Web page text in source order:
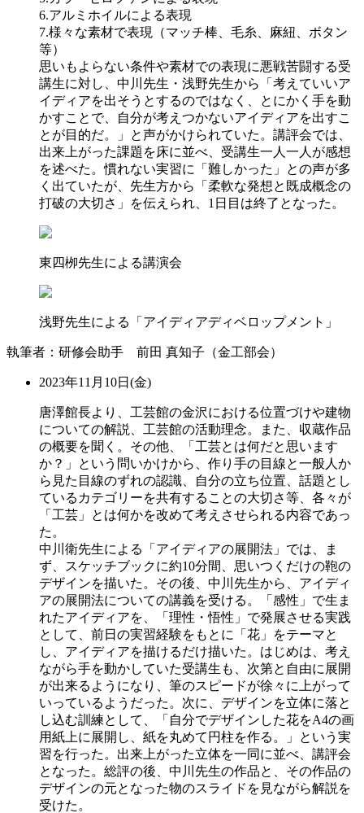
6.アルミホイルによる表現
7.様々な素材で表現（マッチ棒、毛糸、麻紐、ボタン
等）
思いもよらない条件や素材での表現に悪戦苦闘する受
講生に対し、中川先生・浅野先生から「考えていいア
イディアを出そうとするのではなく、とにかく手を動
かすことで、自分が考えつかないアイディアを出すこ
とが目的だ。」と声がかけられていた。講評会では、
出来上がった課題を床に並べ、受講生一人一人が感想
を述べた。慣れない実習に「難しかった」との声が多
く出ていたが、先生方から「柔軟な発想と既成概念の
打破の大切さ」を伝えられ、1日目は終了となった。
東四栁先生による講演会
浅野先生による「アイディアディベロップメント」
執筆者：研修会助手 前田 真知子 （金工部会）
2023年11月10日(金)
唐澤館長より、工芸館の金沢における位置づけや建物
についての解説、工芸館の活動理念。また、収蔵作品
の概要を聞く。その他、「工芸とは何だと思います
か？」という問いかけから、作り手の目線と一般人か
ら見た目線のずれの認識、自分の立ち位置、話題とし
ているカテゴリーを共有することの大切さ等、各々が
「工芸」とは何かを改めて考えさせられる内容であっ
た。
中川衛先生による「アイディアの展開法」では、ま
ず、スケッチブックに約10分間、思いつくだけの鞄の
デザインを描いた。その後、中川先生から、アイディ
アの展開法についての講義を受ける。「感性」で生ま
れたアイディアを、「理性・悟性」で発展させる実践
として、前日の実習経験をもとに「花」をテーマと
し、アイディアを描けるだけ描いた。はじめは、考え
ながら手を動かしていた受講生も、次第と自由に展開
が出来るようになり、筆のスピードが徐々に上がって
いっているようだった。次に、デザインを立体に落と
し込む訓練として、「自分でデザインした花をA4の画
用紙上に展開し、紙を丸めて円柱を作る。」という実
習を行った。出来上がった立体を一同に並べ、講評会
となった。総評の後、中川先生の作品と、その作品の
デザインの元となった物のスライドを見ながら解説を
受けた。